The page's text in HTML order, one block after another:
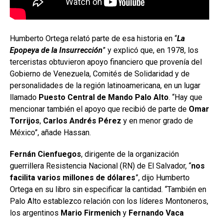
Humberto Ortega relató parte de esa historia en “La
Epopeya de la Insurrección” y explicó que, en 1978, los
terceristas obtuvieron apoyo financiero que provenía del
Gobierno de Venezuela, Comités de Solidaridad y de
personalidades de la región latinoamericana, en un lugar
llamado Puesto Central de Mando Palo Alto. “Hay que
mencionar también el apoyo que recibió de parte de Omar
Torrijos, Carlos Andrés Pérez y en menor grado de
México”, añade Hassan.
Fernán Cienfuegos, dirigente de la organización
guerrillera Resistencia Nacional (RN) de El Salvador, “nos
facilita varios millones de dólares”, dijo Humberto
Ortega en su libro sin especificar la cantidad. “También en
Palo Alto establezco relación con los líderes Montoneros,
los argentinos Mario Firmenich y Fernando Vaca